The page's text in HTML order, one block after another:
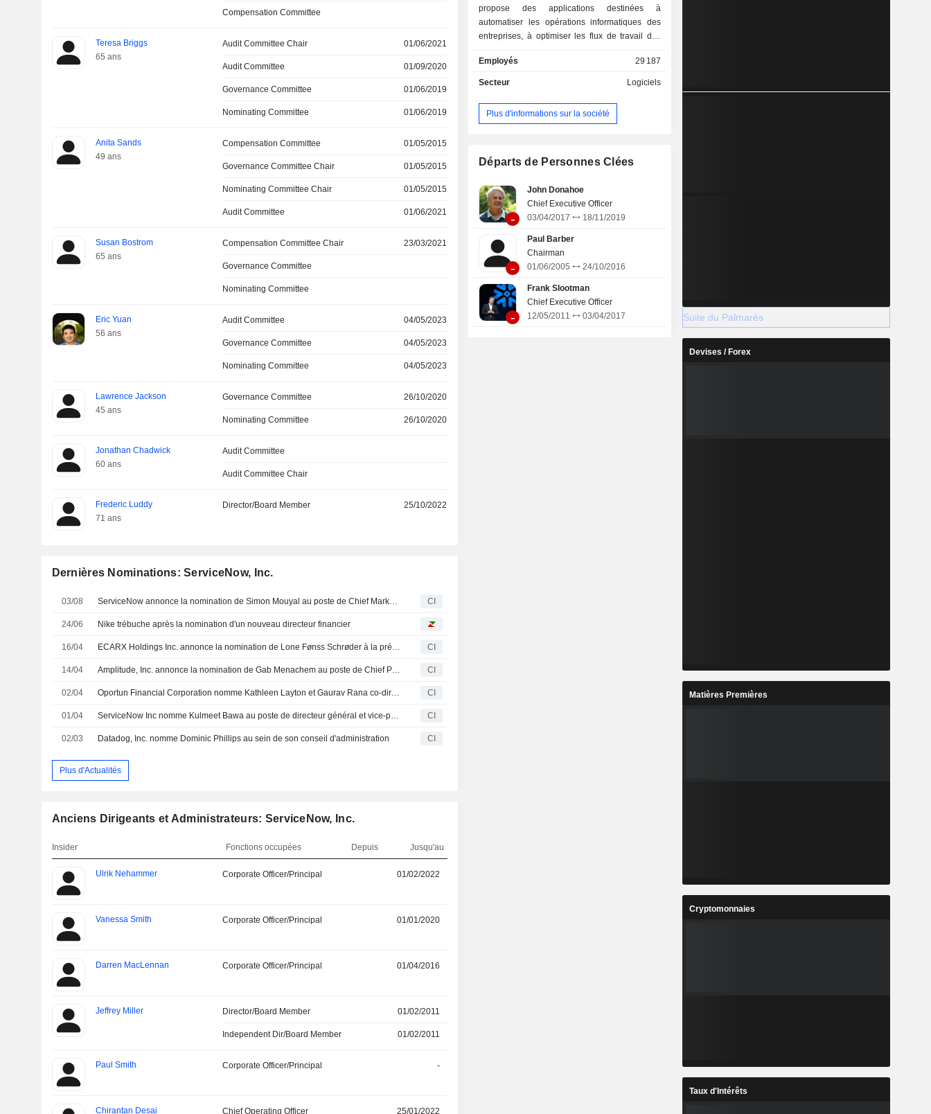
Compensation Committee
Teresa Briggs
65 ans
Audit Committee Chair 01/06/2021
Audit Committee 01/09/2020
Governance Committee 01/06/2019
Nominating Committee 01/06/2019
Anita Sands
49 ans
Compensation Committee 01/05/2015
Governance Committee Chair 01/05/2015
Nominating Committee Chair 01/05/2015
Audit Committee 01/06/2021
Susan Bostrom
65 ans
Compensation Committee Chair 23/03/2021
Governance Committee
Nominating Committee
Eric Yuan
56 ans
Audit Committee 04/05/2023
Governance Committee 04/05/2023
Nominating Committee 04/05/2023
Lawrence Jackson
45 ans
Governance Committee 26/10/2020
Nominating Committee 26/10/2020
Jonathan Chadwick
60 ans
Audit Committee
Audit Committee Chair
Frederic Luddy
71 ans
Director/Board Member 25/10/2022
Dernières Nominations: ServiceNow, Inc.
03/08 ServiceNow annonce la nomination de Simon Mouyal au poste de Chief Marketing Officer, à compter du 3 août 2026 CI
24/06 Nike trébuche après la nomination d'un nouveau directeur financier
16/04 ECARX Holdings Inc. annonce la nomination de Lone Fønss Schrøder à la présidence du conseil d'administration, à compter du 16 avril 2026 CI
14/04 Amplitude, Inc. annonce la nomination de Gab Menachem au poste de Chief Product Officer CI
02/04 Oportun Financial Corporation nomme Kathleen Layton et Gaurav Rana co-directeurs généraux par intérim, avec effet au 4 avril 2026 CI
01/04 ServiceNow Inc nomme Kulmeet Bawa au poste de directeur général et vice-président de groupe pour l'Inde et l'ASACR, à compter du 6 avril 2026 CI
02/03 Datadog, Inc. nomme Dominic Phillips au sein de son conseil d'administration CI
Plus d'Actualités
Anciens Dirigeants et Administrateurs: ServiceNow, Inc.
Insider Fonctions occupées Depuis Jusqu'au
Ulrik Nehammer Corporate Officer/Principal 01/02/2022
Vanessa Smith Corporate Officer/Principal 01/01/2020
Darren MacLennan Corporate Officer/Principal 01/04/2016
Jeffrey Miller Director/Board Member 01/02/2011
Independent Dir/Board Member 01/02/2011
Paul Smith Corporate Officer/Principal -
Chirantan Desai Chief Operating Officer 25/01/2022
propose des applications destinées à
automatiser les opérations informatiques des
entreprises, à optimiser les flux de travail des
etc. Le CA par source de revenus se ventile
entre ventes d'abonnements (97%) et de
géographique du CA est la suivante : Amérique
du Nord (62,9%), Europe-Moyen-Orient-Afrique
Employés 29 187
Secteur Logiciels
Plus d'informations sur la société
Départs de Personnes Clées
-
John Donahoe
Chief Executive Officer
03/04/2017
18/11/2019
-
Paul Barber
Chairman
01/06/2005
24/10/2016
-
Frank Slootman
Chief Executive Officer
12/05/2011
03/04/2017 Suite du Palmarès
Devises / Forex
Matières Premières
Cryptomonnaies
Taux d'Intérêts